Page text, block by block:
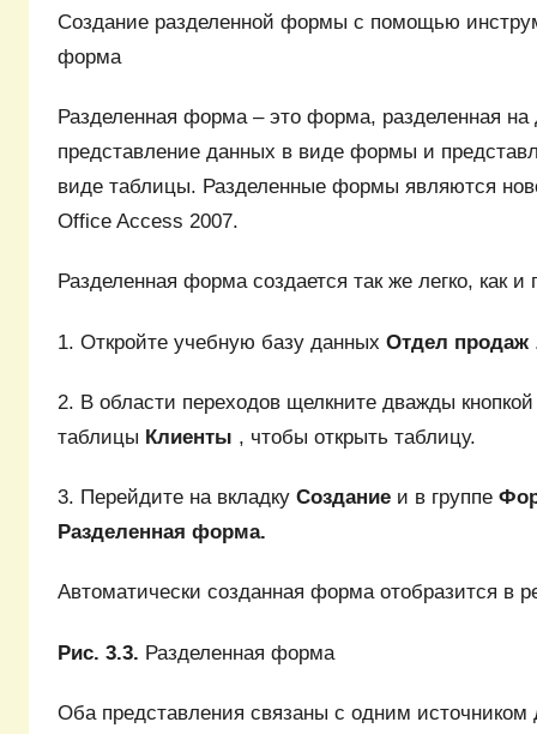
Создание разделенной формы с помощью
форма
Разделенная форма – это форма, разделенная на
представление данных в виде формы и
виде таблицы. Разделенные формы являются
Office Access 2007.
Разделенная форма создается так же легко, как и
1. Откройте учебную базу данных Отдел продаж
2. В области переходов щелкните дважды
таблицы Клиенты , чтобы открыть таблицу.
3. Перейдите на вкладку Создание и в группе
Разделенная форма.
Автоматически созданная форма отобразится в
Рис. 3.3. Разделенная форма
Оба представления связаны с одним источником